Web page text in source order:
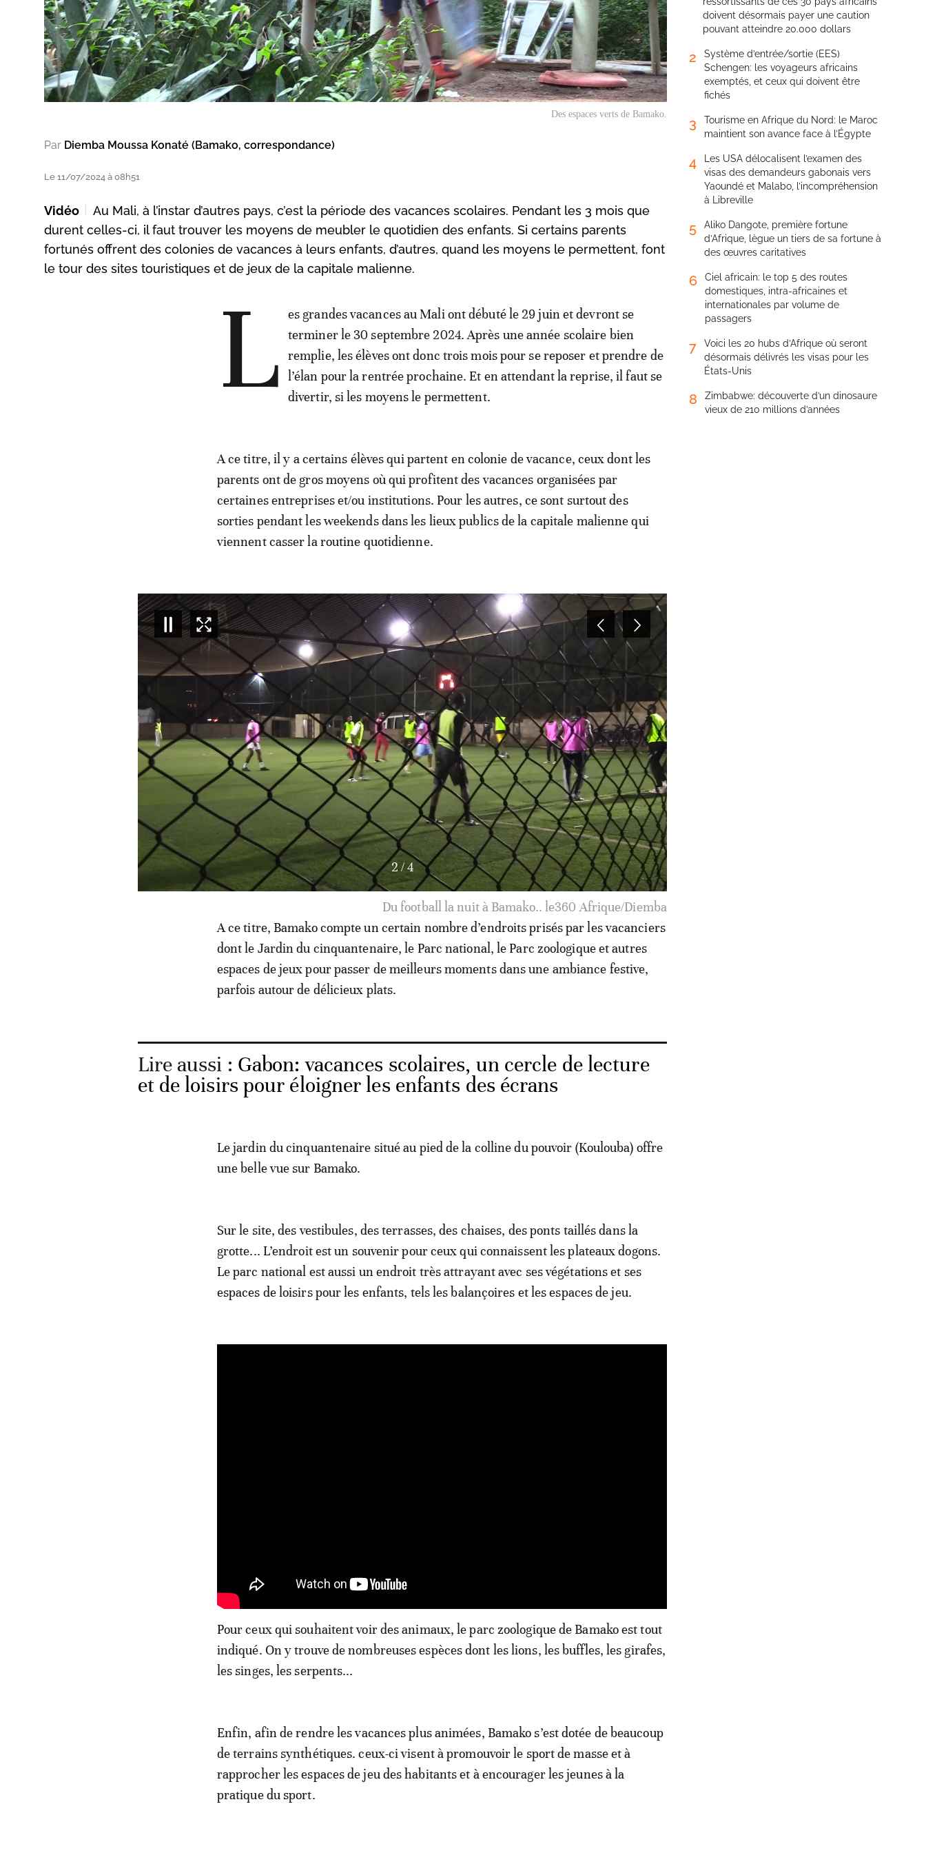
Des espaces verts de Bamako.
Par Diemba Moussa Konaté (Bamako, correspondance)
Le 11/07/2024 à 08h51
Vidéo
Au Mali, à l’instar d’autres pays, c’est la période des vacances scolaires. Pendant les 3 mois que
durent celles-ci, il faut trouver les moyens de meubler le quotidien des enfants. Si certains parents
fortunés offrent des colonies de vacances à leurs enfants, d’autres, quand les moyens le permettent, font
le tour des sites touristiques et de jeux de la capitale malienne.
L
es grandes vacances au Mali ont débuté le 29 juin et devront se
terminer le 30 septembre 2024. Après une année scolaire bien
remplie, les élèves ont donc trois mois pour se reposer et prendre de
l’élan pour la rentrée prochaine. Et en attendant la reprise, il faut se
divertir, si les moyens le permettent.
A ce titre, il y a certains élèves qui partent en colonie de vacance, ceux dont les
parents ont de gros moyens où qui profitent des vacances organisées par
certaines entreprises et/ou institutions. Pour les autres, ce sont surtout des
sorties pendant les weekends dans les lieux publics de la capitale malienne qui
viennent casser la routine quotidienne.
3/4
Espaces verts et de loisirs à Bamako.. le360 Afrique/Diemba
A ce titre, Bamako compte un certain nombre d’endroits prisés par les vacanciers
dont le Jardin du cinquantenaire, le Parc national, le Parc zoologique et autres
espaces de jeux pour passer de meilleurs moments dans une ambiance festive,
parfois autour de délicieux plats.
Lire aussi : Gabon: vacances scolaires, un cercle de lecture
et de loisirs pour éloigner les enfants des écrans
Le jardin du cinquantenaire situé au pied de la colline du pouvoir (Koulouba) offre
une belle vue sur Bamako.
Sur le site, des vestibules, des terrasses, des chaises, des ponts taillés dans la
grotte... L’endroit est un souvenir pour ceux qui connaissent les plateaux dogons.
Le parc national est aussi un endroit très attrayant avec ses végétations et ses
espaces de loisirs pour les enfants, tels les balançoires et les espaces de jeu.
Pour ceux qui souhaitent voir des animaux, le parc zoologique de Bamako est tout
indiqué. On y trouve de nombreuses espèces dont les lions, les buffles, les girafes,
les singes, les serpents...
Enfin, afin de rendre les vacances plus animées, Bamako s’est dotée de beaucoup
de terrains synthétiques. ceux-ci visent à promouvoir le sport de masse et à
rapprocher les espaces de jeu des habitants et à encourager les jeunes à la
pratique du sport.
doivent désormais payer une caution
pouvant atteindre 20.000 dollars
2
Système d’entrée/sortie (EES)
Schengen: les voyageurs africains
exemptés, et ceux qui doivent être
fichés
3
Tourisme en Afrique du Nord: le Maroc
maintient son avance face à l’Égypte
4
Les USA délocalisent l’examen des
visas des demandeurs gabonais vers
Yaoundé et Malabo, l’incompréhension
à Libreville
5
Aliko Dangote, première fortune
d’Afrique, lègue un tiers de sa fortune à
des œuvres caritatives
6
Ciel africain: le top 5 des routes
domestiques, intra-africaines et
internationales par volume de
passagers
7
Voici les 20 hubs d’Afrique où seront
désormais délivrés les visas pour les
États-Unis
8
Zimbabwe: découverte d’un dinosaure
vieux de 210 millions d’années